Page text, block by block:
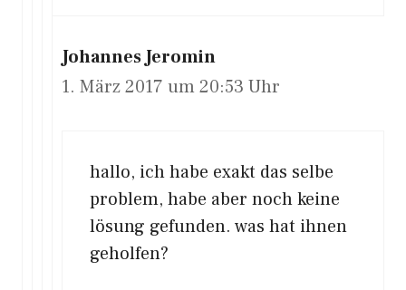
Johannes Jeromin
1. März 2017 um 20:53 Uhr
hallo, ich habe exakt das selbe
problem, habe aber noch keine
lösung gefunden. was hat ihnen
geholfen?